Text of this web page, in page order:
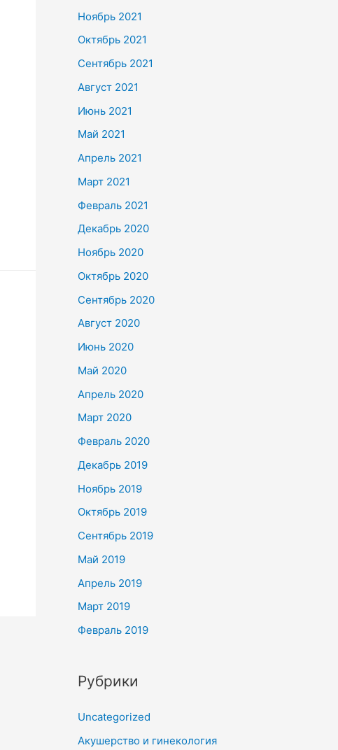
Ноябрь 2021
Октябрь 2021
Сентябрь 2021
Август 2021
Июнь 2021
Май 2021
Апрель 2021
Март 2021
Февраль 2021
Декабрь 2020
Ноябрь 2020
Октябрь 2020
Сентябрь 2020
Август 2020
Июнь 2020
Май 2020
Апрель 2020
Март 2020
Февраль 2020
Декабрь 2019
Ноябрь 2019
Октябрь 2019
Сентябрь 2019
Май 2019
Апрель 2019
Март 2019
Февраль 2019
Рубрики
Uncategorized
Акушерство и гинекология